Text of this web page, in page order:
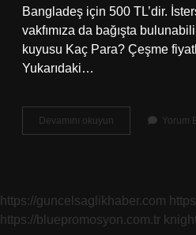
Bangladeş için 500 TL’dir.
vakfımıza da bağışta
kuyusu Kaç Para? Çeşme
Yukarıdaki…
Devamını okuyun
Kuyusu
Yorum
https://guncelsaglikhaber.com
https://bluepromosyon.com.tr